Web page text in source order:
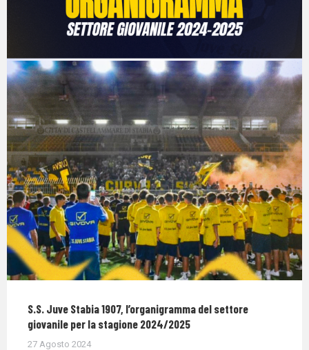
S.S. Juve Stabia 1907, l’organigramma del settore
giovanile per la stagione 2024/2025
27 Agosto 2024